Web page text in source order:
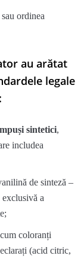
ordinea
au arătat
legale
sintetici,
includea
de sinteză –
a
coloranți
(acid citric,